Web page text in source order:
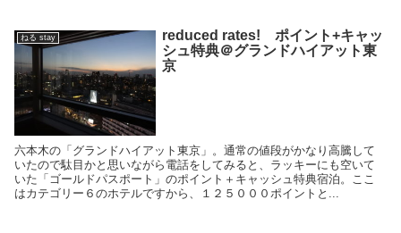
ねる stay
reduced rates! ポイント+キャッ
シュ特典＠グランドハイアット東
京
六本木の「グランドハイアット東京」。通常の値段がかなり高騰して
いたので駄目かと思いながら電話をしてみると、ラッキーにも空いて
いた「ゴールドパスポート」のポイント＋キャッシュ特典宿泊。ここ
はカテゴリー６のホテルですから、１２５０００ポイントと...